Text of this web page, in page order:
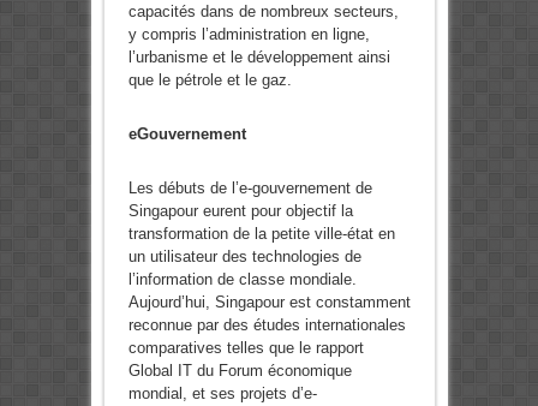
capacités dans de nombreux secteurs,
y compris l’administration en ligne,
l’urbanisme et le développement ainsi
que le pétrole et le gaz.
eGouvernement
Les débuts de l’e-gouvernement de
Singapour eurent pour objectif la
transformation de la petite ville-état en
un utilisateur des technologies de
l’information de classe mondiale.
Aujourd’hui, Singapour est constamment
reconnue par des études internationales
comparatives telles que le rapport
Global IT du Forum économique
mondial, et ses projets d’e-